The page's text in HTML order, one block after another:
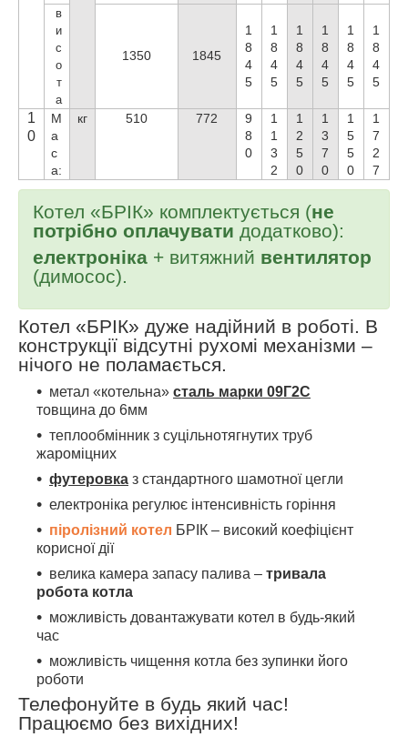
в
и
с
о
т
а
1350 1845
1
8
4
5
1
8
4
5
1
8
4
5
1
8
4
5
1
8
4
5
1
8
4
5
1
0
М
а
с
а:
кг 510 772
9
8
0
1
1
3
2
1
2
5
0
1
3
7
0
1
5
5
0
1
7
2
7
Котел «БРІК» комплектується (не
потрібно оплачувати додатково):
електроніка + витяжний вентилятор
(димосос).
Котел «БРІК» дуже надійний в роботі. В
конструкції відсутні рухомі механізми –
нічого не поламається.
метал «котельна» сталь марки 09Г2С
товщина до 6мм
теплообмінник з суцільнотягнутих труб
жароміцних
футеровка з стандартного шамотної цегли
електроніка регулює інтенсивність горіння
піролізний котел БРІК – високий коефіцієнт
корисної дії
велика камера запасу палива – тривала
робота котла
можливість довантажувати котел в будь-який
час
можливість чищення котла без зупинки його
роботи
Телефонуйте в будь який час!
Працюємо без вихідних!